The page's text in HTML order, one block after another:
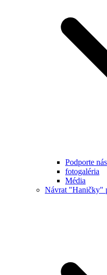
Podporte
fotogaléria
Média
Návrat "Haničky"